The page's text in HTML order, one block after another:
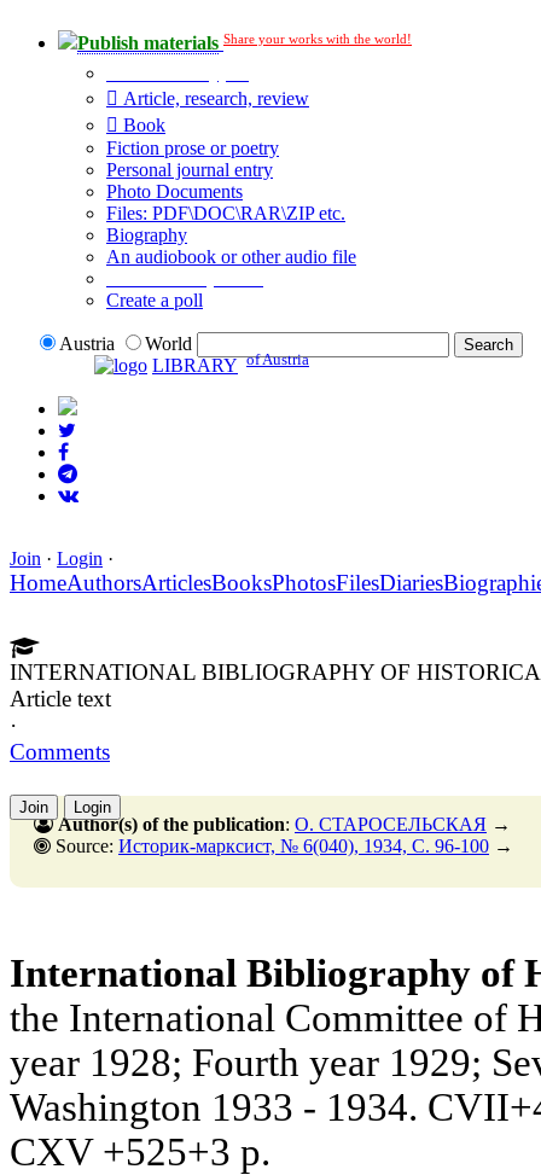
Publish materials Share your works with the world!
Article, research, review
Book
Fiction prose or poetry
Personal journal entry
Photo Documents
Files: PDF\DOC\RAR\ZIP etc.
Biography
An audiobook or other audio file
Create a poll
Austria
World
LIBRARY of Austria
Join · Login ·
HomeAuthorsArticlesBooksPhotosFilesDiaries
INTERNATIONAL BIBLIOGRAPHY OF
Article text
·
Comments
Join Login
Author(s) of the publication: О. СТАРОСЕЛЬСКАЯ →
Source: Историк-марксист, № 6(040), 1934, C. 96-100 →
International Bibliography of
the International Committee of
year 1928; Fourth year 1929;
Washington 1933 - 1934.
CXV +525+3 p.